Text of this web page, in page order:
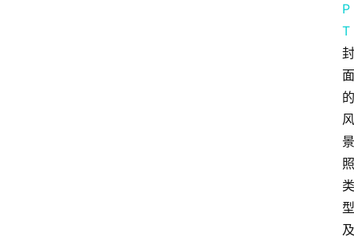
P
T
封
面
的
风
景
照
类
型
及